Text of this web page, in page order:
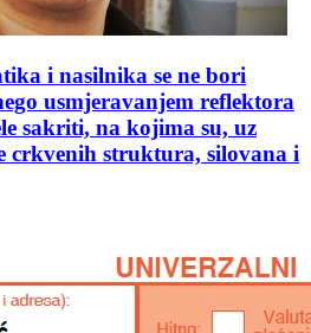
i nasilnika se ne bori
usmjeravanjem reflektora
sakriti, na kojima su, uz
crkvenih struktura, silovana i